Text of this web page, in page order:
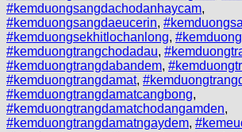
#kemduongsangdachodanhaycam,
#kemduongsangdaeucerin,
#kemduongsekhitlochanlong,
#kemduongtrangchodadau,
#kemduongtrangdabandem,
#kemduongtrangdamat,
#kemduongtrangdamatcangbong,
#kemduongtrangdamatchodangamden,
#kemduongtrangdamatngaydem,